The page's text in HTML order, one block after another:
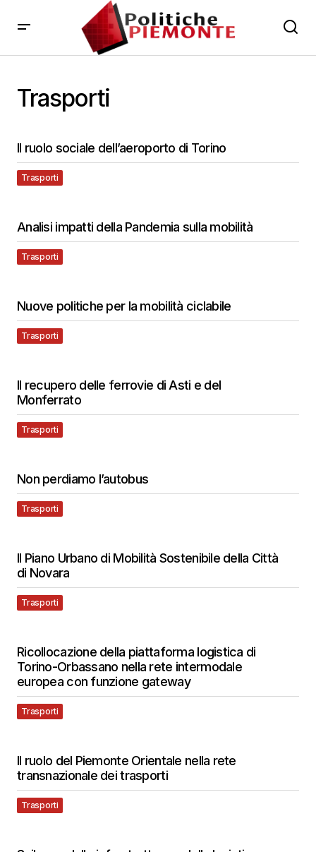
Trasporti
Il ruolo sociale dell’aeroporto di Torino
Trasporti
Analisi impatti della Pandemia sulla mobilità
Trasporti
Nuove politiche per la mobilità ciclabile
Trasporti
Il recupero delle ferrovie di Asti e del
Monferrato
Trasporti
Non perdiamo l’autobus
Trasporti
Il Piano Urbano di Mobilità Sostenibile della Città
di Novara
Trasporti
Ricollocazione della piattaforma logistica di
Torino-Orbassano nella rete intermodale
europea con funzione gateway
Trasporti
Il ruolo del Piemonte Orientale nella rete
transnazionale dei trasporti
Trasporti